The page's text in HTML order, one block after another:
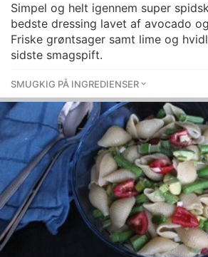
Simpel og helt igennem super
bedste dressing lavet af avocado
Friske grøntsager samt lime og
sidste smagspift.
SMUGKIG PÅ INGREDIENSER